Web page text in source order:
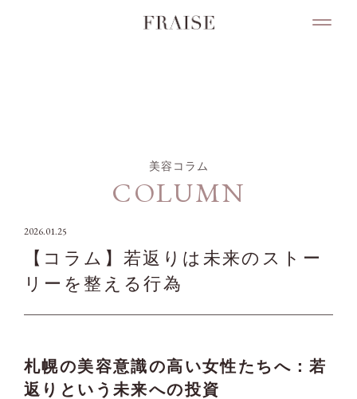
美容コラム
COLUMN
2026.01.25
【コラム】若返りは未来のストー
リーを整える行為
札幌の美容意識の高い女性たちへ：若
返りという未来への投資